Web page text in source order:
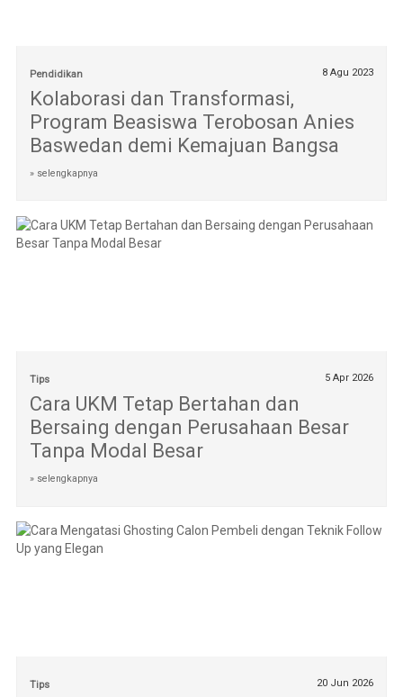
Pendidikan 8 Agu 2023
Kolaborasi dan Transformasi,
Program Beasiswa Terobosan Anies
Baswedan demi Kemajuan Bangsa
» selengkapnya
Tips 5 Apr 2026
Cara UKM Tetap Bertahan dan
Bersaing dengan Perusahaan Besar
Tanpa Modal Besar
» selengkapnya
Tips 20 Jun 2026